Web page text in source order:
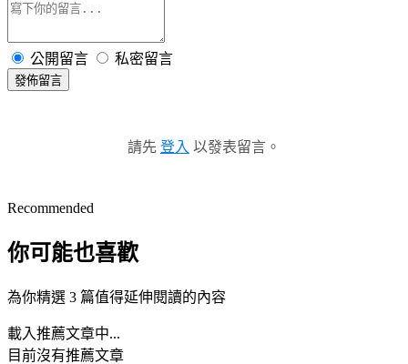
公開留言 私密留言
發佈留言
請先 登入 以發表留言。
Recommended
你可能也喜歡
為你精選 3 篇值得延伸閱讀的內容
載入推薦文章中...
目前沒有推薦文章